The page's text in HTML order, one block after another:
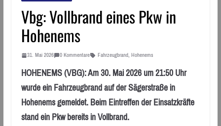
Vbg: Vollbrand eines Pkw in
Hohenems
31. Mai 2026 0 Kommentare Fahrzeugbrand, Hohenems
HOHENEMS (VBG): Am 30. Mai 2026 um 21:50 Uhr
wurde ein Fahrzeugbrand auf der Sägerstraße in
Hohenems gemeldet. Beim Eintreffen der Einsatzkräfte
stand ein Pkw bereits in Vollbrand.